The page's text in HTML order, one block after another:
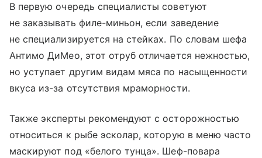
В первую очередь специалисты советуют
не заказывать филе-миньон, если заведение
не специализируется на стейках. По словам шефа
Антимо ДиМео, этот отруб отличается нежностью,
но уступает другим видам мяса по насыщенности
вкуса из-за отсутствия мраморности.
Также эксперты рекомендуют с осторожностью
относиться к рыбе эсколар, которую в меню часто
маскируют под «белого тунца». Шеф-повара